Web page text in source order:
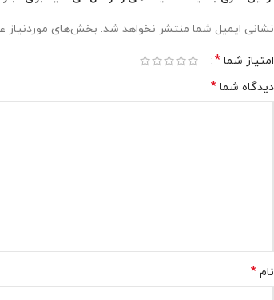
نشانی ایمیل شما منتشر نخواهد شد. بخش‌های موردنیاز
امتیاز شما *
دیدگاه شما *
نام *